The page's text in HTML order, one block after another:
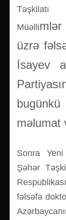
Təşkilatı
Müəlli
üzrə
İsayev
məlumat
Sonra Yeni
Şəhər
fəlsəfə